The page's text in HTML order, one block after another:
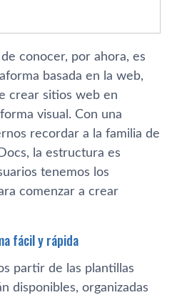
conocer, por ahora, es
basada en la web,
crear sitios web en
visual. Con una
recordar a la familia de
la estructura es
tenemos los
comenzar a crear
fácil y rápida
partir de las plantillas
disponibles, organizadas